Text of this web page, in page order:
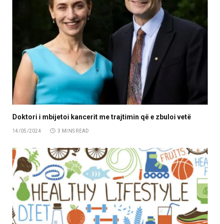
Doktori i mbijetoi kancerit me trajtimin që e zbuloi vetë
14/05/2024 3 MINS READ